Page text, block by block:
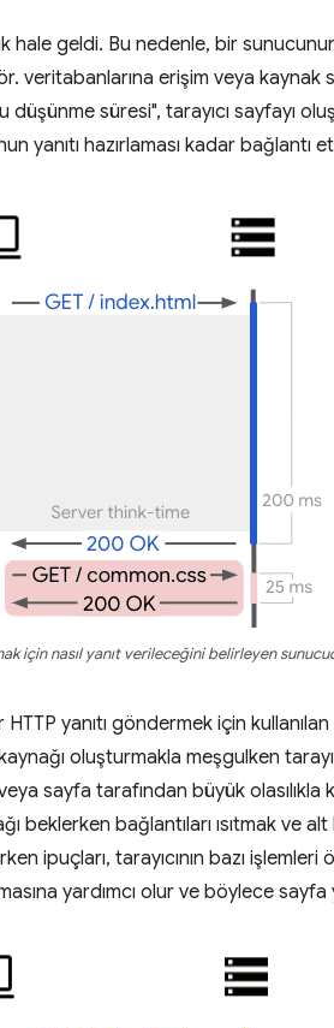
hale geldi. Bu nedenle, bir
veritabanlarına erişim veya kaynak
süresi", tarayıcı sayfayı
yanıtı hazırlaması kadar bağlantı
için nasıl yanıt verileceğini belirleyen
yanıtı göndermek için
oluşturmakla meşgulken
sayfa tarafından büyük olasılıkla
beklerken bağlantıları ısıtmak ve
ipuçları, tarayıcının bazı
yardımcı olur ve böylece sayfa